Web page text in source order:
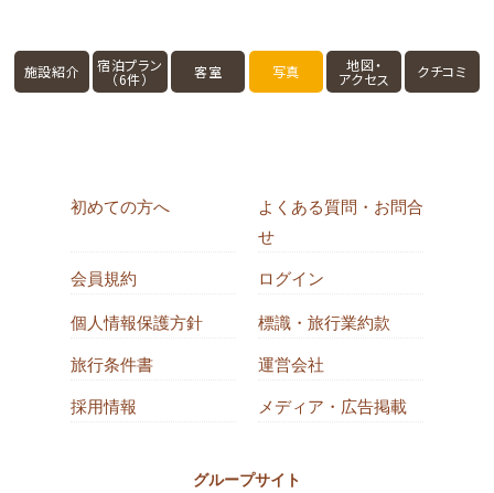
施設紹介 宿泊プラン
（6件） 客室 写真 地図・
アクセス クチコミ
初めての方へ
よくある質問・お問合
せ
会員規約 ログイン
個人情報保護方針 標識・旅行業約款
旅行条件書 運営会社
採用情報 メディア・広告掲載
グループサイト